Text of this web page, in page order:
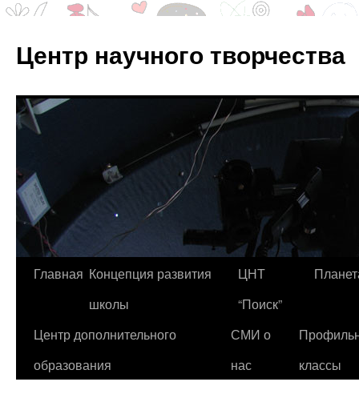
Центр научного творчества
Перейти
содержимому
Главная Концепция развития
школы
ЦНТ
“Поиск”
Центр дополнительного
образования
СМИ о
нас
классы